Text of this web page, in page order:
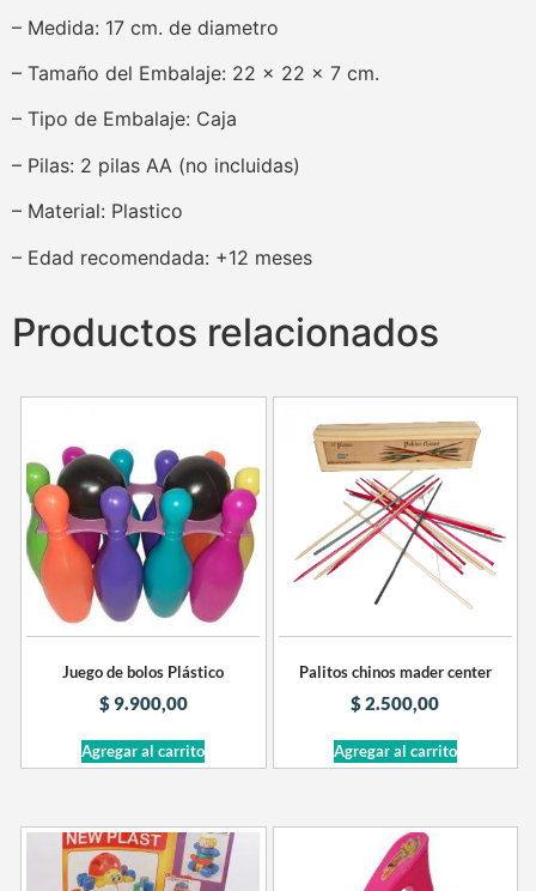
– Medida: 17 cm. de diametro
– Tamaño del Embalaje: 22 x 22 x 7 cm.
– Tipo de Embalaje: Caja
– Pilas: 2 pilas AA (no incluidas)
– Material: Plastico
– Edad recomendada: +12 meses
Productos relacionados
Juego de bolos Plástico
$9.900,00
Agregar al carrito
Palitos chinos mader center
$2.500,00
Agregar al carrito